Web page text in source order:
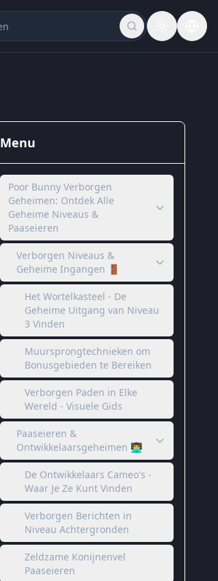
Menu
Poor Bunny Verborgen
Geheimen: Ontdek Alle
Geheime Niveaus &
Paaseieren
Verborgen Niveaus &
Geheime Ingangen 🚪
Het Wortelkasteel - De
Geheime Uitgang van Niveau
3 Vinden
Muursprongtechnieken om
Bonusgebieden te Bereiken
Verborgen Paden in Elke
Wereld - Visuele Gids
Paaseieren &
Ontwikkelaarsgeheimen 👨‍💻
De Ontwikkelaars Cameo's -
Waar Je Ze Kunt Vinden
Verborgen Berichten in
Niveau Achtergronden
Zeldzame Konijnenvel
Paaseieren